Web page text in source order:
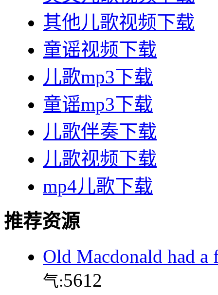
其他儿歌视频下载
童谣视频下载
儿歌mp3下载
童谣mp3下载
儿歌伴奏下载
儿歌视频下载
mp4儿歌下载
推荐资源
Old Macdonald had
气:5612